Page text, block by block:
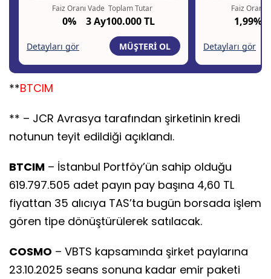
**BTCIM
** – JCR Avrasya tarafından şirketinin kredi
notunun teyit edildiği açıklandı.
BTCIM – İstanbul Portföy’ün sahip olduğu
619.797.505 adet payın pay başına 4,60 TL
fiyattan 35 alıcıya TAS’ta bugün borsada işlem
gören tipe dönüştürülerek satılacak.
COSMO – VBTS kapsamında şirket paylarına
23.10.2025 seans sonuna kadar emir paketi